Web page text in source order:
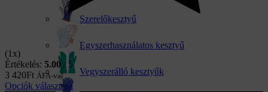
Szerelőkesztyű
Egyszerhasználatos kesztyű
Vegyszerálló kesztyűk
(1x)
Értékelés: 5.00 / 5
3 420Ft ÁFA-val
Opciók választása